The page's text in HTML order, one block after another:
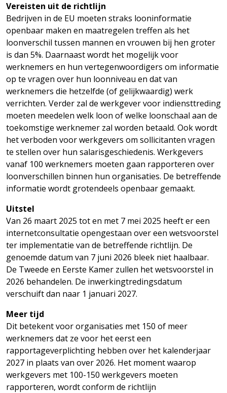
Vereisten uit de richtlijn
Bedrijven in de EU moeten straks looninformatie
openbaar maken en maatregelen treffen als het
loonverschil tussen mannen en vrouwen bij hen groter
is dan 5%. Daarnaast wordt het mogelijk voor
werknemers en hun vertegenwoordigers om informatie
op te vragen over hun loonniveau en dat van
werknemers die hetzelfde (of gelijkwaardig) werk
verrichten. Verder zal de werkgever voor indiensttreding
moeten meedelen welk loon of welke loonschaal aan de
toekomstige werknemer zal worden betaald. Ook wordt
het verboden voor werkgevers om sollicitanten vragen
te stellen over hun salarisgeschiedenis. Werkgevers
vanaf 100 werknemers moeten gaan rapporteren over
loonverschillen binnen hun organisaties. De betreffende
informatie wordt grotendeels openbaar gemaakt.
Uitstel
Van 26 maart 2025 tot en met 7 mei 2025 heeft er een
internetconsultatie opengestaan over een wetsvoorstel
ter implementatie van de betreffende richtlijn. De
genoemde datum van 7 juni 2026 bleek niet haalbaar.
De Tweede en Eerste Kamer zullen het wetsvoorstel in
2026 behandelen. De inwerkingtredingsdatum
verschuift dan naar 1 januari 2027.
Meer tijd
Dit betekent voor organisaties met 150 of meer
werknemers dat ze voor het eerst een
rapportageverplichting hebben over het kalenderjaar
2027 in plaats van over 2026. Het moment waarop
werkgevers met 100-150 werkgevers moeten
rapporteren, wordt conform de richtlijn